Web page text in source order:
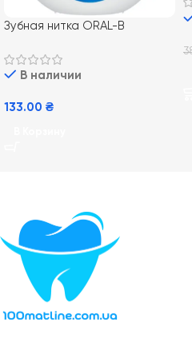
Зубная нитка ORAL-B
В наличии
133.00 ₴